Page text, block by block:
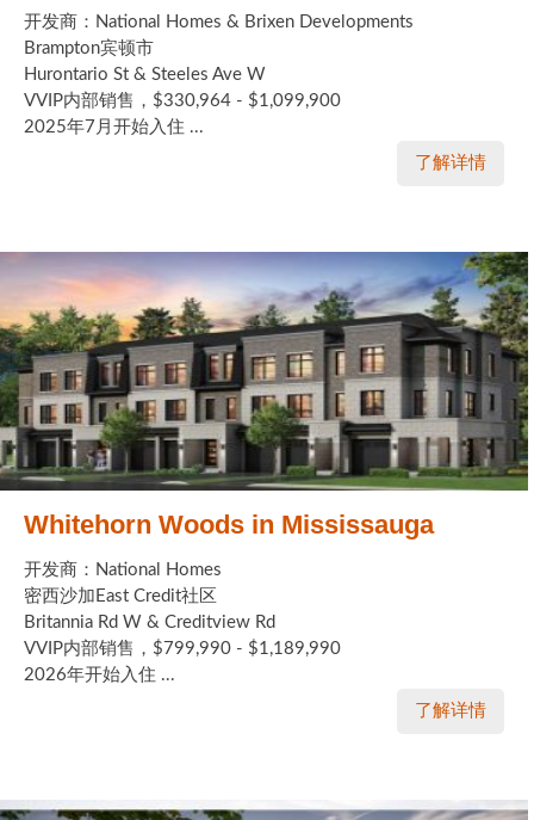
开发商：National Homes & Brixen Developments
Brampton宾顿市
Hurontario St & Steeles Ave W
VVIP内部销售，$330,964 - $1,099,900
2025年7月开始入住 ...
了解详情
Whitehorn Woods in Mississauga
开发商：National Homes
密西沙加East Credit社区
Britannia Rd W & Creditview Rd
VVIP内部销售，$799,990 - $1,189,990
2026年开始入住 ...
了解详情